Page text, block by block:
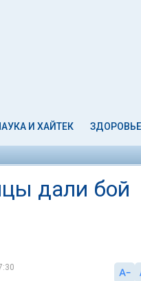
И ХАЙТЕК ЗДОРОВЬЕ
дали бой